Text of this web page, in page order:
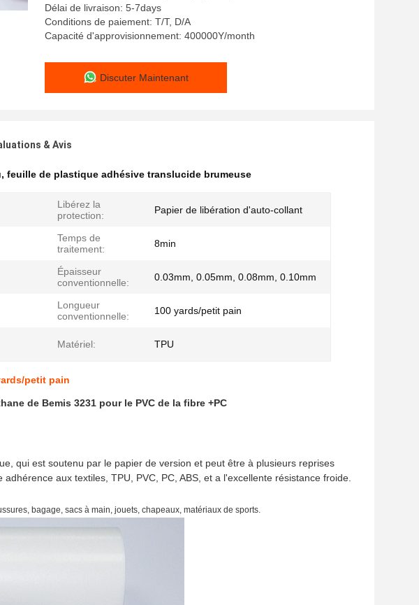
Délai de livraison: 5-7days
Conditions de paiement: T/T, D/A
Capacité d'approvisionnement: 400000Y/month
Discuter Maintenant
& Avis
, feuille de plastique adhésive translucide brumeuse
Libérez la
protection:
Papier de libération d'auto-collant
Temps de
traitement:
8min
Épaisseur
conventionnelle:
0.03mm, 0.05mm, 0.08mm, 0.10mm
Longueur
conventionnelle:
100 yards/petit pain
Matériel: TPU
petit pain
de Bemis 3231 pour le PVC de la fibre +PC
qui est soutenu par le papier de version et peut être à plusieurs reprises
aux textiles, TPU, PVC, PC, ABS, et a l'excellente résistance froide.
bagage, sacs à main, jouets, chapeaux, matériaux de sports.